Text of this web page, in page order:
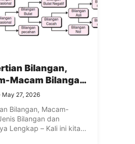
Bilangan,
Macam Bilangan
Lengkap
May 27, 2026
Bilangan, Macam-
Bilangan dan
Lengkap – Kali ini kita